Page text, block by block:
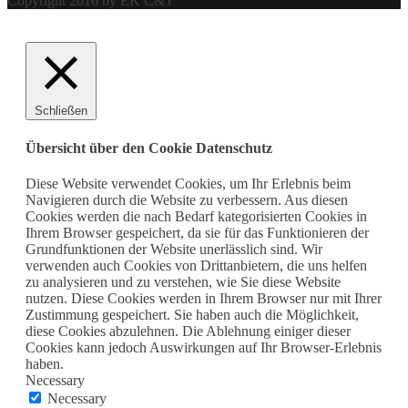
Schließen
Übersicht über den Cookie Datenschutz
Diese Website verwendet Cookies, um Ihr Erlebnis beim
Navigieren durch die Website zu verbessern. Aus diesen
Cookies werden die nach Bedarf kategorisierten Cookies in
Ihrem Browser gespeichert, da sie für das Funktionieren der
Grundfunktionen der Website unerlässlich sind. Wir
verwenden auch Cookies von Drittanbietern, die uns helfen
zu analysieren und zu verstehen, wie Sie diese Website
nutzen. Diese Cookies werden in Ihrem Browser nur mit Ihrer
Zustimmung gespeichert. Sie haben auch die Möglichkeit,
diese Cookies abzulehnen. Die Ablehnung einiger dieser
Cookies kann jedoch Auswirkungen auf Ihr Browser-Erlebnis
haben.
Necessary
Necessary